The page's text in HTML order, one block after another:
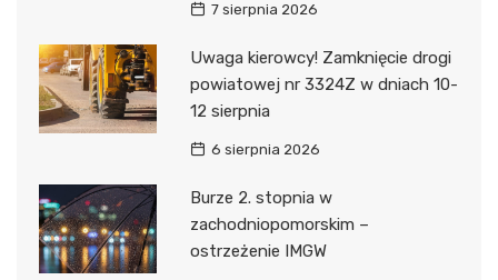
7 sierpnia 2026
Uwaga kierowcy! Zamknięcie drogi
powiatowej nr 3324Z w dniach 10-
12 sierpnia
6 sierpnia 2026
Burze 2. stopnia w
zachodniopomorskim –
ostrzeżenie IMGW